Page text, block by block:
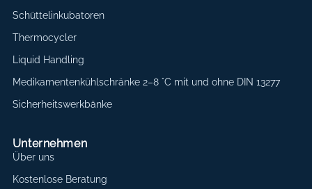
Schüttelinkubatoren
Thermocycler
Liquid Handling
Medikamentenkühlschränke 2–8 °C mit und ohne DIN 13277
Sicherheitswerkbänke
Unternehmen
Über uns
Kostenlose Beratung